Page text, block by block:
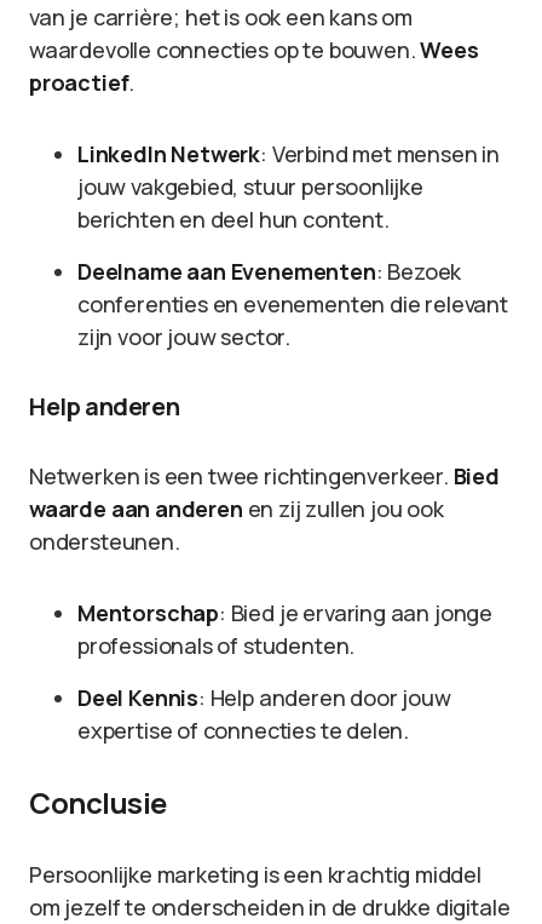
van je carrière; het is ook een kans om
waardevolle connecties op te bouwen.Wees
proactief.
LinkedIn Netwerk: Verbind met mensen in
jouw vakgebied, stuur persoonlijke
berichten en deel hun content.
Deelname aan Evenementen: Bezoek
conferenties en evenementen die relevant
zijn voor jouw sector.
Help anderen
Netwerken is een twee richtingenverkeer. Bied
waarde aan anderen en zij zullen jou ook
ondersteunen.
Mentorschap: Bied je ervaring aan jonge
professionals of studenten.
Deel Kennis: Help anderen door jouw
expertise of connecties te delen.
Conclusie
Persoonlijke marketing is een krachtig middel
om jezelf te onderscheiden in de drukke digitale